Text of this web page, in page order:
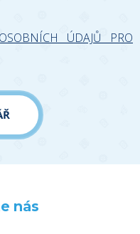
ÚDAJŮ PRO
nás